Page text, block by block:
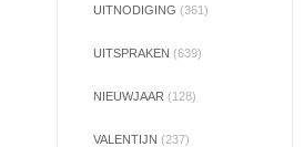
UITNODIGING (361)
UITSPRAKEN (639)
NIEUWJAAR (128)
VALENTIJN (237)